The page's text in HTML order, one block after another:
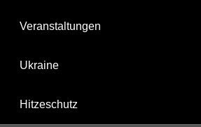
Veranstaltungen
Ukraine
Hitzeschutz